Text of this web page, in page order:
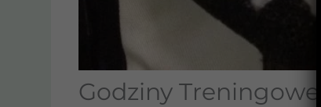
Godziny Treningowe